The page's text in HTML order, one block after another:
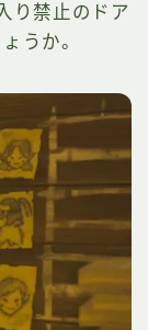
り禁止のドア
うか。